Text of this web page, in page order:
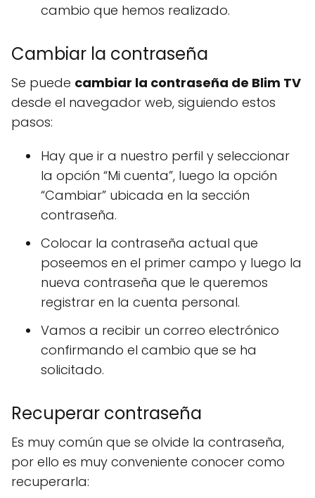
cambio que hemos realizado.
Cambiar la contraseña
Se puede cambiar la contraseña de Blim TV
desde el navegador web, siguiendo estos
pasos:
Hay que ir a nuestro perfil y seleccionar
la opción “Mi cuenta”, luego la opción
“Cambiar” ubicada en la sección
contraseña.
Colocar la contraseña actual que
poseemos en el primer campo y luego la
nueva contraseña que le queremos
registrar en la cuenta personal.
Vamos a recibir un correo electrónico
confirmando el cambio que se ha
solicitado.
Recuperar contraseña
Es muy común que se olvide la contraseña,
por ello es muy conveniente conocer como
recuperarla: